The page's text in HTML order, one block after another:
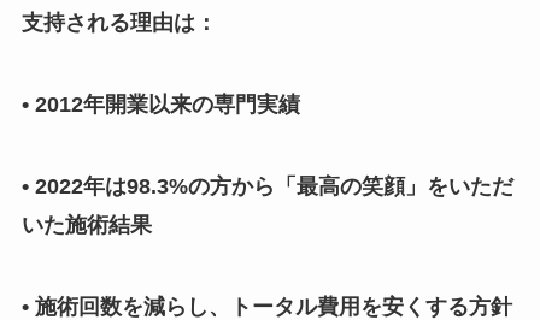
支持される理由は：
• 2012年開業以来の専門実績
• 2022年は98.3%の方から「最高の笑顔」をいただ
いた施術結果
• 施術回数を減らし、トータル費用を安くする方針